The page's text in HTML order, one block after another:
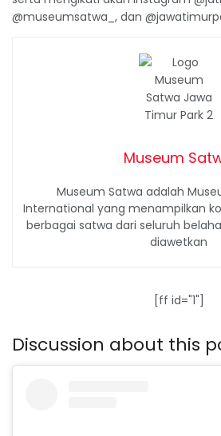
@museumsatwa_, dan
Museum
Museum Satwa adalah
International yang menampilkan
berbagai satwa dari seluruh
diawetkan
[ff id="1"]
Discussion about this